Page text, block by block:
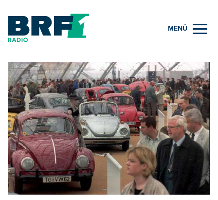
MENÜ